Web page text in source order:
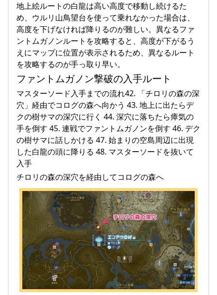
地上絵ルートの白龍は高い高度で移動し続けるた
め、ウルリ山鳥望台を使って乗れなかった場合は、
高度を下げなければ降りるのが難しい。異なるファ
ントムガノンルートを攻略すると、高度が下がるう
えにマップに位置が表示されるため、異なるルート
を攻略するのが手っ取り早い。
ファントムガノン撃破の入手ルート
マスターソード入手までの流れ42. 「チロリの森の深
穴」経由でコログの森へ向かう 43. 地上に出たらデ
クの樹サマの深穴に行く 44. 深穴に落ちたら瘴気の
手を倒す 45. 連戦でファントムガノンを倒す 46. デク
の樹サマに話しかける 47. 始まりの空島周辺に出現
した白龍の頭に降りる 48. マスターソードを抜いて
入手
チロリの森の深穴を経由してコログの森へ